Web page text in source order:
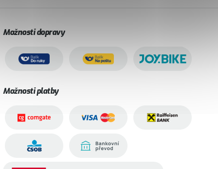
Možnosti dopravy
Možnosti platby